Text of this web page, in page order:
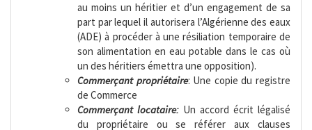
au moins un héritier et d’un engagement de sa
part par lequel il autorisera l’Algérienne des eaux
(ADE) à procéder à une résiliation temporaire de
son alimentation en eau potable dans le cas où
un des héritiers émettra une opposition).
Commerçant propriétaire: Une copie du registre
de Commerce
Commerçant locataire: Un accord écrit légalisé
du propriétaire ou se référer aux clauses